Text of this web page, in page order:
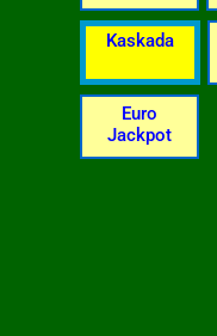
Kaskada
Euro
Jackpot